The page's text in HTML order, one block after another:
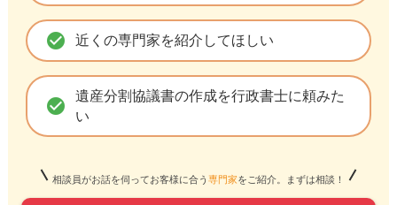
check_circle 近くの専門家を紹介してほしい
check_circle 遺産分割協議書の作成を行政書士に頼みた
い
相談員がお話を伺ってお客様に合う 専門家をご紹介。まずは相談！